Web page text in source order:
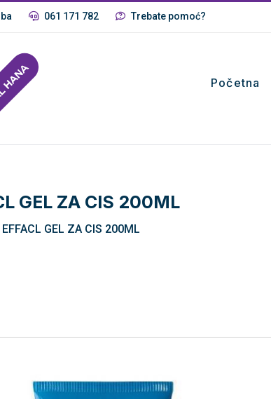
061 171 782 Trebate pomoć?
Početna
GEL ZA CIS 200ML
EFFACL GEL ZA CIS 200ML